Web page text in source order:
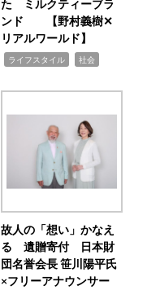
た ミルクティーブラ
ンド 【野村義樹✕
リアルワールド】
ライフスタイル 社会
故人の「想い」かなえ
る 遺贈寄付 日本財
団名誉会長 笹川陽平氏
×フリーアナウンサー